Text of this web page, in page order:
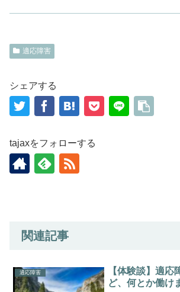
適応障害
シェアする
tajaxをフォローする
関連記事
適応障害
【体験談】適応
ど、何とか働け